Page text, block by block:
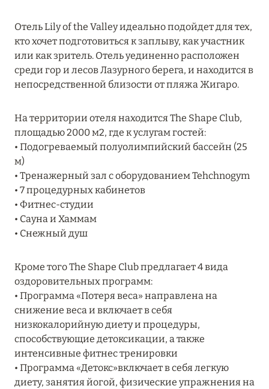
ATLANTIS THE PALM: НОВЫЙ ПАКЕТ
НАПИТКОВ ДЛЯ HB И FB
Подробнее
MANDARIN ORIENTAL JUMEIRA, DUBAI:
СКИДКИ ДО 30 % ОТ СУММЫ КОНТРАКТА НА
РАЗМЕЩЕНИЕ ВЕСНОЙ
Подробнее
11 декабря 2024
RIXOS PREMIUM SAADIYAT ISLAND ABU DHABI:
ЭКСКЛЮЗИВНО»
Подробнее
27 сентября 2024
HÔTEL BARRIÈRE LES NEIGES
Подробнее
Отель Lily of the Valley идеально подойдет для тех,
кто хочет подготовиться к заплыву, как участник
или как зритель. Отель уединенно расположен
среди гор и лесов Лазурного берега, и находится в
непосредственной близости от пляжа Жигаро.
На территории отеля находится The Shape Club,
площадью 2000 м2, где к услугам гостей:
• Подогреваемый полуолимпийский бассейн (25
м)
• Тренажерный зал с оборудованием Tehchnogym
• 7 процедурных кабинетов
• Фитнес-студии
• Сауна и Хаммам
• Снежный душ
Кроме того The Shape Club предлагает 4 вида
оздоровительных программ:
• Программа «Потеря веса» направлена на
снижение веса и включает в себя
низкокалорийную диету и процедуры,
способствующие детоксикации, а также
интенсивные фитнес тренировки
• Программа «Детокс»включает в себя легкую
диету, занятия йогой, физические упражнения на